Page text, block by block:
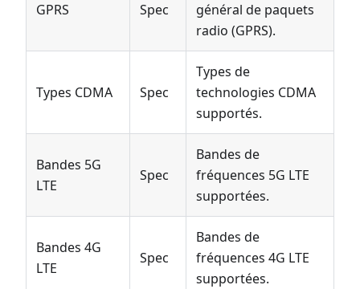
GPRS Spec
général de paquets
radio (GPRS).
Types CDMA Spec
Types de
technologies CDMA
supportés.
Bandes 5G
LTE
Spec
Bandes de
fréquences 5G LTE
supportées.
Bandes 4G
LTE
Spec
Bandes de
fréquences 4G LTE
supportées.